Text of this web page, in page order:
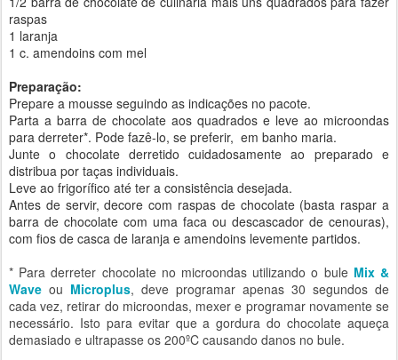
raspas
1 laranja
1 c. amendoins com mel
Preparação:
Prepare a mousse seguindo as indicações no pacote.
Parta a barra de chocolate aos quadrados e leve ao microondas
para derreter*. Pode fazê-lo, se preferir, em banho maria.
Junte o chocolate derretido cuidadosamente ao preparado e
distribua por taças individuais.
Leve ao frigorífico até ter a consistência desejada.
Antes de servir, decore com raspas de chocolate (basta raspar a
barra de chocolate com uma faca ou descascador de cenouras),
com fios de casca de laranja e amendoins levemente partidos.
* Para derreter chocolate no microondas utilizando o bule Mix &
Wave ou Microplus, deve programar apenas 30 segundos de
cada vez, retirar do microondas, mexer e programar novamente se
necessário. Isto para evitar que a gordura do chocolate aqueça
demasiado e ultrapasse os 200ºC causando danos no bule.